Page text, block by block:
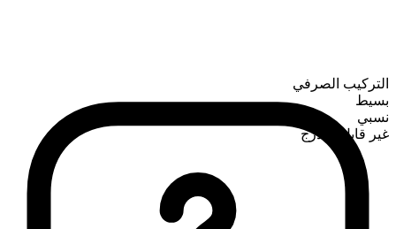
التركيب الصرفي
بسيط
نسبي
غير قابل للتدرج